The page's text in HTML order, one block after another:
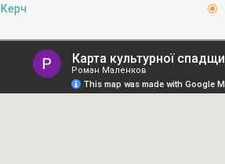
Керч